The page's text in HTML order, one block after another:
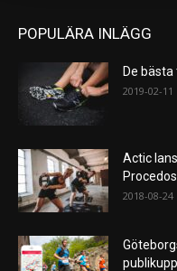
POPULÄRA INLÄGG
De
2019-02-11
Actic
Procedos
2018-08-24